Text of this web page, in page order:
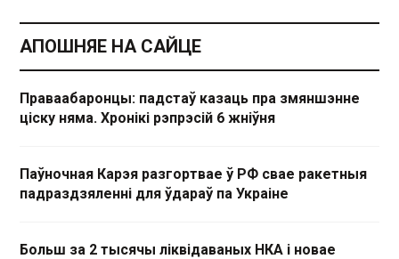
АПОШНЯЕ НА САЙЦЕ
Праваабаронцы: падстаў казаць пра змяншэнне
ціску няма. Хронікі рэпрэсій 6 жніўня
Паўночная Карэя разгортвае ў РФ свае ракетныя
падраздзяленні для ўдараў па Украіне
Больш за 2 тысячы ліквідаваных НКА і новае